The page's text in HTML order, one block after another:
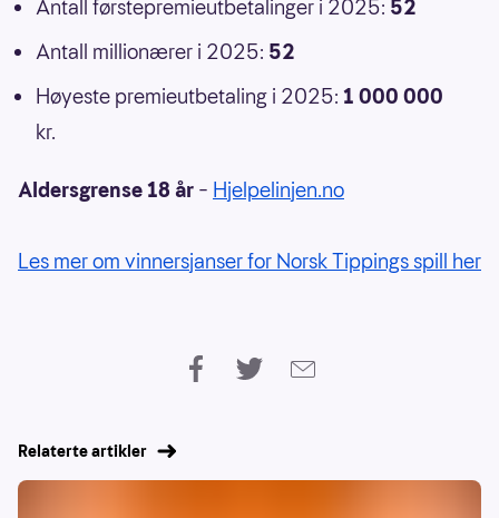
Antall førstepremieutbetalinger i 2025: 52
Antall millionærer i 2025: 52
Høyeste premieutbetaling i 2025: 1 000 000
kr.
Aldersgrense 18 år – Hjelpelinjen.no
Les mer om vinnersjanser for Norsk Tippings spill her
Relaterte artikler